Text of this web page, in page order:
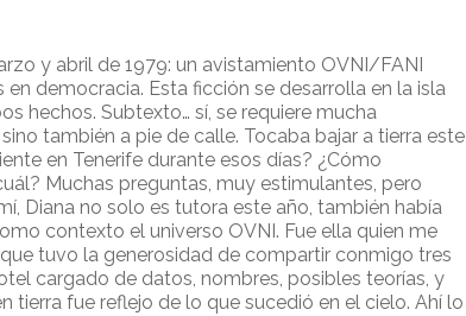
y abril de 1979: un avistamiento OVNI/FANI
democracia. Esta ficción se desarrolla en la isla
hechos. Subtexto… sí, se requiere mucha
también a pie de calle. Tocaba bajar a tierra este
en Tenerife durante esos días? ¿Cómo
Muchas preguntas, muy estimulantes, pero
Diana no solo es tutora este año, también había
contexto el universo OVNI. Fue ella quien me
tuvo la generosidad de compartir conmigo tres
cargado de datos, nombres, posibles teorías, y
fue reflejo de lo que sucedió en el cielo. Ahí lo